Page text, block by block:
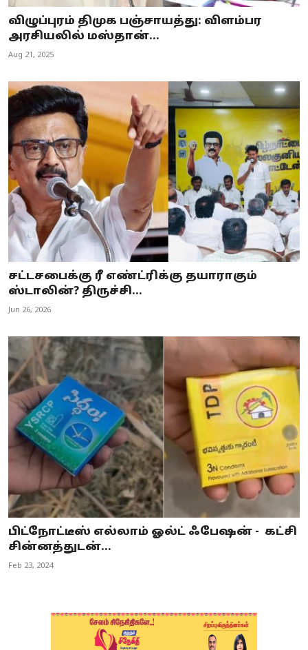
விழுப்புரம் திமுக பஞ்சாயத்து: விளம்பர
அரசியலில் மஸ்தான்...
Aug 21, 2025
சட்டசபைக்கு ரீ எண்ட்ரிக்கு தயாராகும்
ஸ்டாலின்? திருச்சி...
Jun 26, 2026
பிட்நோட்டீஸ் எல்லாம் ஓல்ட் ஃபேஷன் - கட்சி
சின்னத்துடன்...
Feb 23, 2024